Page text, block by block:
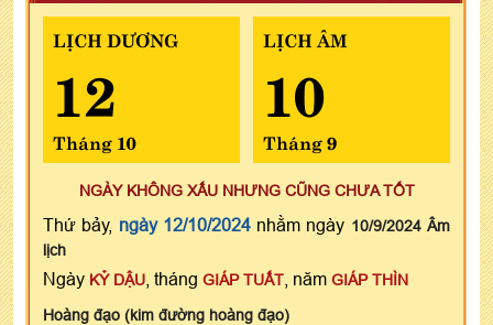
LỊCH DƯƠNG
12
Tháng 10
LỊCH ÂM
10
Tháng 9
NGÀY KHÔNG XẤU NHƯNG CŨNG CHƯA TỐT
Thứ bảy, ngày 12/10/2024nhằm ngày 10/9/2024 Âm
lịch
Ngày KỶ DẬU , tháng GIÁP TUẤT , năm GIÁP THÌN
Hoàng đạo (kim đường hoàng đạo)